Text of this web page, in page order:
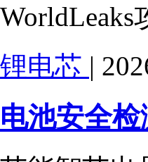
锂电芯 |
电池安全